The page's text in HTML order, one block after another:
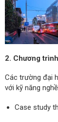
2. Chương
Các trường đại
với kỹ năng
Case study